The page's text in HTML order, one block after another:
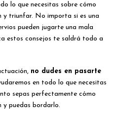
lo que necesitas sobre cómo
y triunfar. No importa si es una
pueden jugarte una mala
estos consejos te saldrá todo a
no dudes en pasarte
en todo lo que necesitas
sepas perfectamente cómo
y puedas bordarlo.